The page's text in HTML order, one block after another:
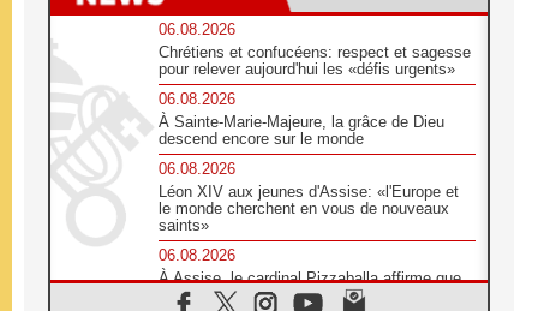
06.08.2026
Chrétiens et confucéens: respect et sagesse
pour relever aujourd'hui les «défis urgents»
06.08.2026
À Sainte-Marie-Majeure, la grâce de Dieu
descend encore sur le monde
06.08.2026
Léon XIV aux jeunes d'Assise: «l'Europe et
le monde cherchent en vous de nouveaux
saints»
06.08.2026
À Assise, le cardinal Pizzaballa affirme que
«les chrétiens veulent la paix»